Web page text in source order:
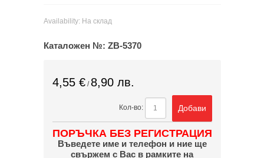
Availability: На склад
Каталожен №: ZB-5370
4,55 €/ 8,90 лв.
Кол-во: Добави
ПОРЪЧКА БЕЗ РЕГИСТРАЦИЯ
Въведете име и телефон и ние ще
свържем с Вас в рамките на